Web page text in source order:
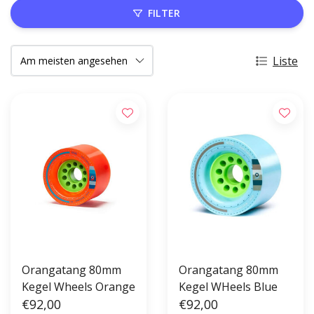
FILTER
Liste
Orangatang 80mm
Kegel Wheels Orange
€92,00
Orangatang 80mm
Kegel WHeels Blue
€92,00